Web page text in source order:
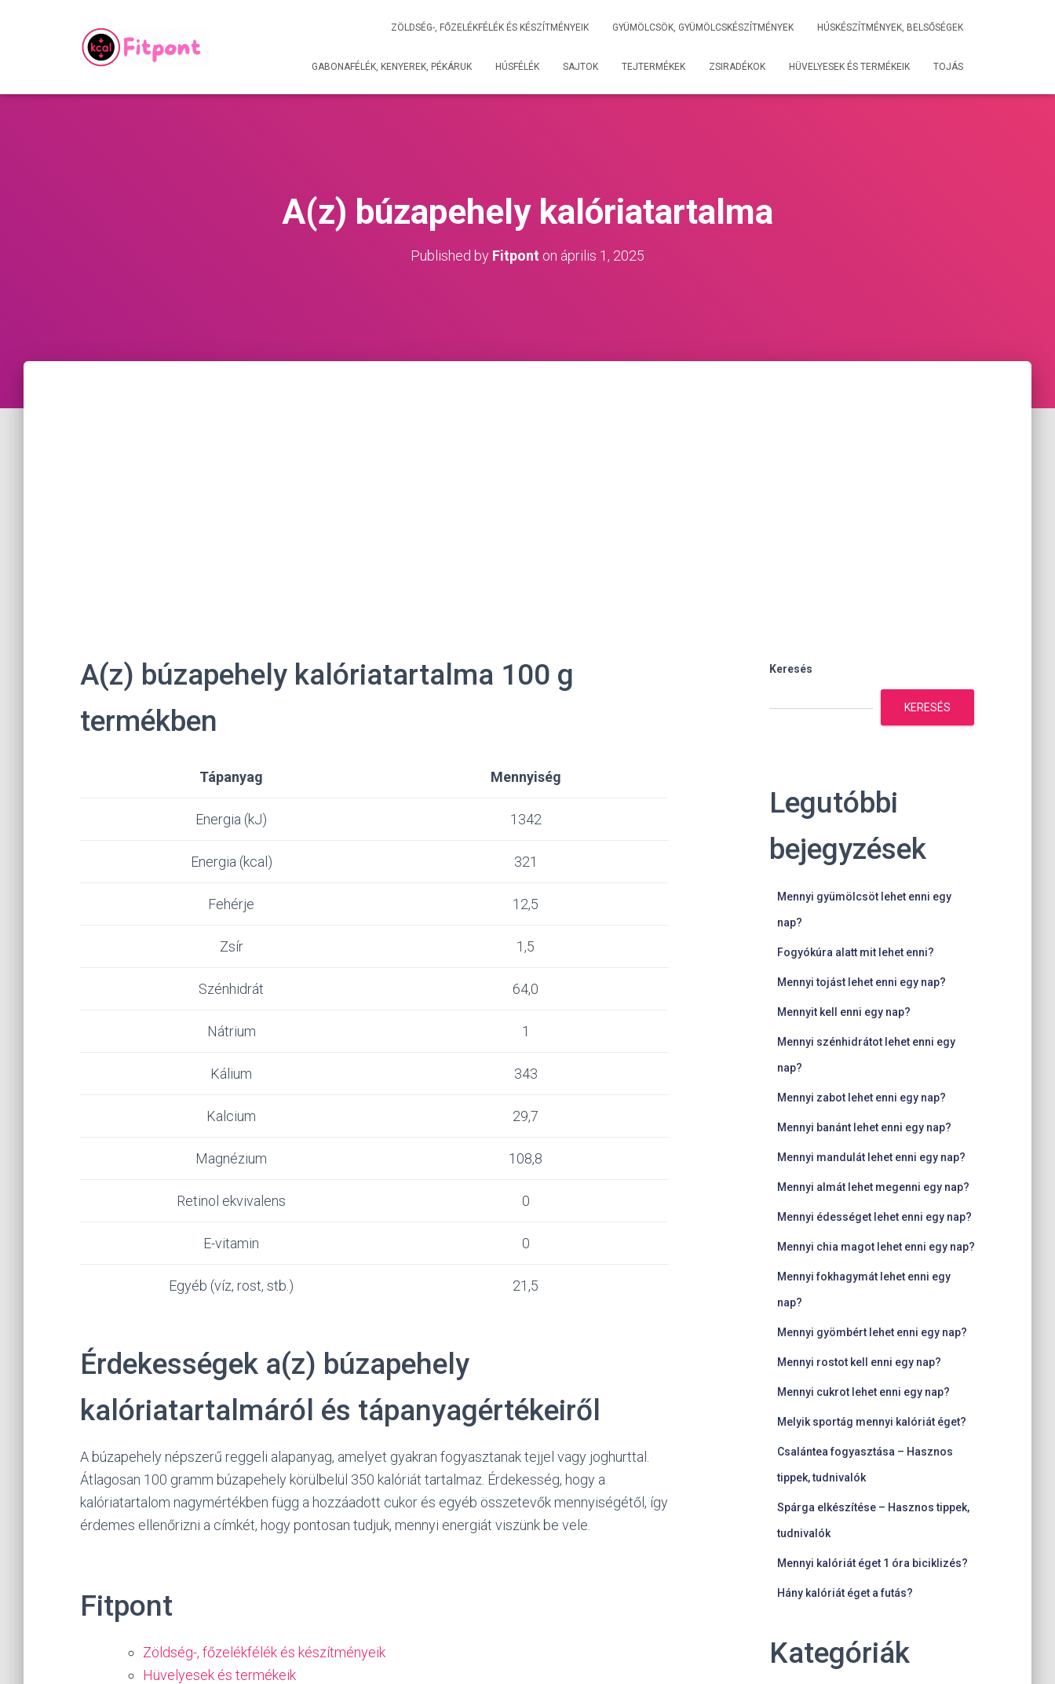
ZÖLDSÉG-, FŐZELÉKFÉLÉK ÉS KÉSZÍTMÉNYEIK GYÜMÖLCSÖK, GYÜMÖLCSKÉSZÍTMÉNYEK HÚSKÉSZÍTMÉNYEK, BELSŐSÉGEK
GABONAFÉLÉK, KENYEREK, PÉKÁRUK HÚSFÉLÉK SAJTOK TEJTERMÉKEK ZSIRADÉKOK HÜVELYESEK ÉS TERMÉKEIK TOJÁS
A(z) búzapehely kalóriatartalma
Published by Fitpont on április 1, 2025
A(z) búzapehely kalóriatartalma 100 g
termékben
Tápanyag Mennyiség
Energia (kJ) 1342
Energia (kcal) 321
Fehérje 12,5
Zsír 1,5
Szénhidrát 64,0
Nátrium 1
Kálium 343
Kalcium 29,7
Magnézium 108,8
Retinol ekvivalens 0
E-vitamin 0
Egyéb (víz, rost, stb.) 21,5
Érdekességek a(z) búzapehely
kalóriatartalmáról és tápanyagértékeiről
A búzapehely népszerű reggeli alapanyag, amelyet gyakran fogyasztanak tejjel vagy joghurttal.
Átlagosan 100 gramm búzapehely körülbelül 350 kalóriát tartalmaz. Érdekesség, hogy a
kalóriatartalom nagymértékben függ a hozzáadott cukor és egyéb összetevők mennyiségétől, így
érdemes ellenőrizni a címkét, hogy pontosan tudjuk, mennyi energiát viszünk be vele.
Fitpont
Zöldség-, főzelékfélék és készítményeik
Hüvelyesek és termékeik
Keresés
KERESÉS
Legutóbbi
bejegyzések
Mennyi gyümölcsöt lehet enni egy
nap?
Fogyókúra alatt mit lehet enni?
Mennyi tojást lehet enni egy nap?
Mennyit kell enni egy nap?
Mennyi szénhidrátot lehet enni egy
nap?
Mennyi zabot lehet enni egy nap?
Mennyi banánt lehet enni egy nap?
Mennyi mandulát lehet enni egy nap?
Mennyi almát lehet megenni egy nap?
Mennyi édességet lehet enni egy nap?
Mennyi chia magot lehet enni egy nap?
Mennyi fokhagymát lehet enni egy
nap?
Mennyi gyömbért lehet enni egy nap?
Mennyi rostot kell enni egy nap?
Mennyi cukrot lehet enni egy nap?
Melyik sportág mennyi kalóriát éget?
Csalántea fogyasztása – Hasznos
tippek, tudnivalók
Spárga elkészítése – Hasznos tippek,
tudnivalók
Mennyi kalóriát éget 1 óra biciklizés?
Hány kalóriát éget a futás?
Kategóriák